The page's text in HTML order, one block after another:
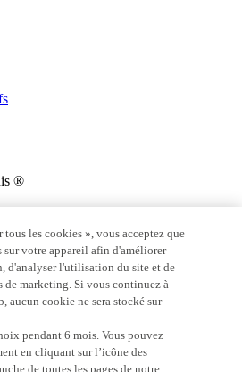
®
les cookies », vous acceptez que
sur votre appareil afin d'améliorer
d'analyser l'utilisation du site et de
de marketing. Si vous continuez à
aucun cookie ne sera stocké sur
pendant 6 mois. Vous pouvez
en cliquant sur l’icône des
de toutes les pages de notre